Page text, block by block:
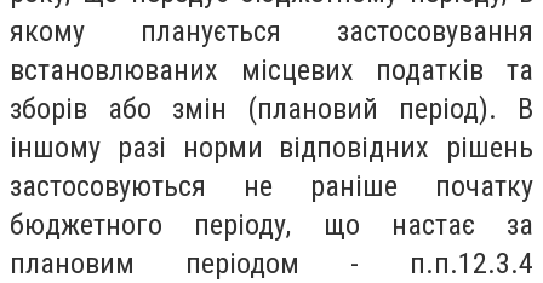
якому планується застосовування
встановлюваних місцевих податків та
зборів або змін (плановий період). В
іншому разі норми відповідних рішень
застосовуються не раніше початку
бюджетного періоду, що настає за
плановим періодом - п.п.12.3.4